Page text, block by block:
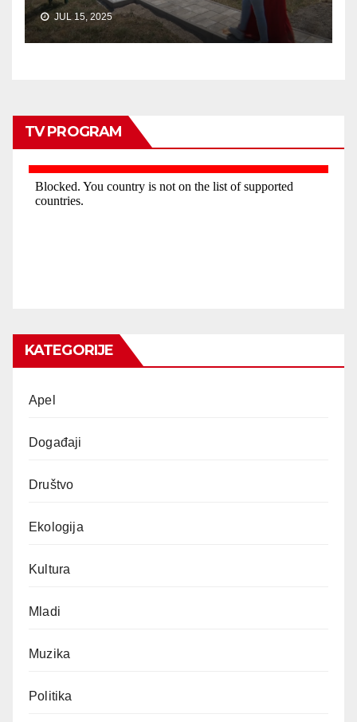
JUL 15, 2025
TV PROGRAM
KATEGORIJE
Apel
Događaji
Društvo
Ekologija
Kultura
Mladi
Muzika
Politika